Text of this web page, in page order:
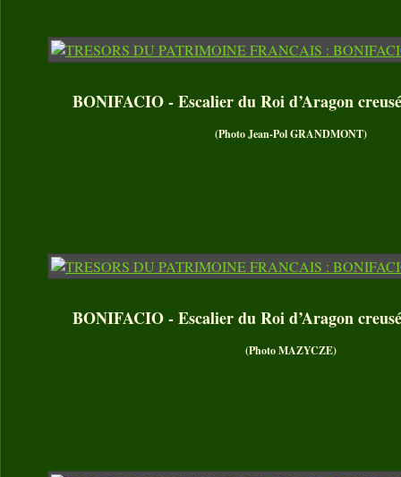
BONIFACIO - Escalier du Roi d’Aragon
(Photo Jean-Pol GRANDMONT)
BONIFACIO - Escalier du Roi d’Aragon
(Photo MAZYCZE)